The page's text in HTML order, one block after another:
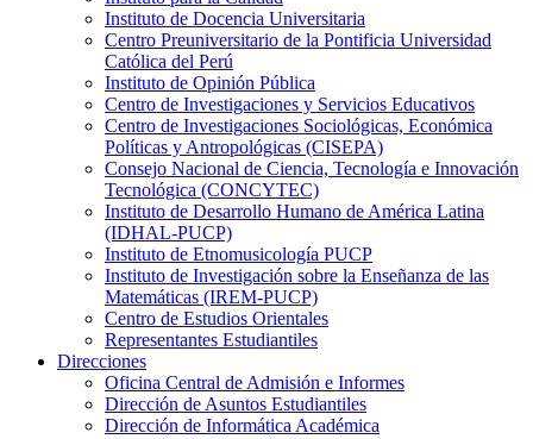
Instituto de Docencia Universitaria
Centro Preuniversitario de la Pontificia Universidad
Católica del Perú
Instituto de Opinión Pública
Centro de Investigaciones y Servicios Educativos
Centro de Investigaciones Sociológicas, Económica
Políticas y Antropológicas (CISEPA)
Consejo Nacional de Ciencia, Tecnología e Innovación
Tecnológica (CONCYTEC)
Instituto de Desarrollo Humano de América Latina
(IDHAL-PUCP)
Instituto de Etnomusicología PUCP
Instituto de Investigación sobre la Enseñanza de las
Matemáticas (IREM-PUCP)
Centro de Estudios Orientales
Representantes Estudiantiles
Direcciones
Oficina Central de Admisión e Informes
Dirección de Asuntos Estudiantiles
Dirección de Informática Académica